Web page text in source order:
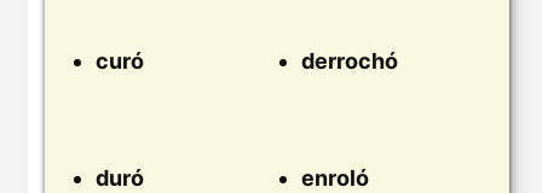
curó derrochó
duró enroló